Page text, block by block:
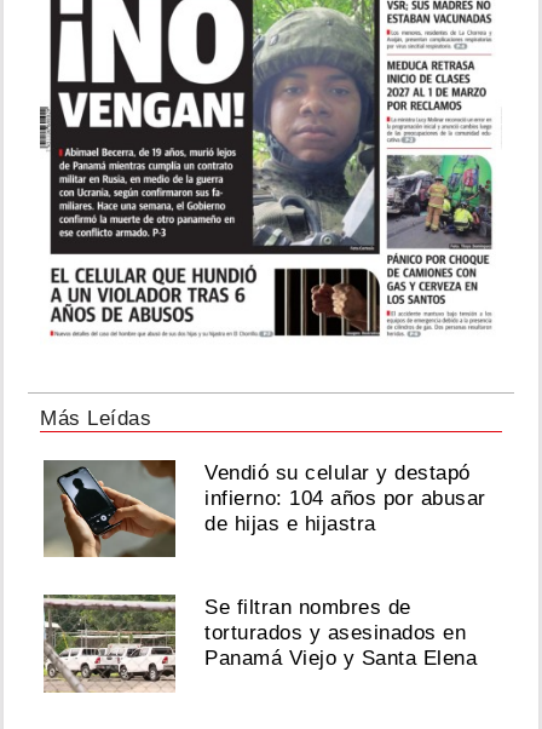
Más Leídas
Vendió su celular y destapó
infierno: 104 años por abusar
de hijas e hijastra
Se filtran nombres de
torturados y asesinados en
Panamá Viejo y Santa Elena